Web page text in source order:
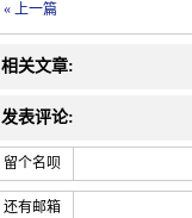
« 上一篇
相关文章:
发表评论:
留个名呗
还有邮箱